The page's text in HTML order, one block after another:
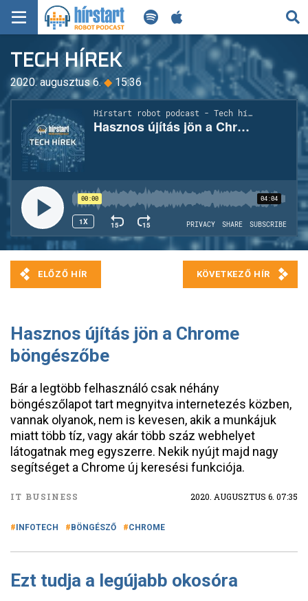
KERESÉS
KEZDŐLAP
FRISS HÍREK
TECH HÍREK
FILM-ZENE-SZÓRAKOZÁS
PLAYLIST
MI AZ A ROBOT PODCAST?
TECH HÍREK
2020. augusztus 6.◆ 15:36
Hasznos újítás jön a Chrome
böngészőbe
Bár a legtöbb felhasználó csak néhány
böngészőlapot tart megnyitva internetezés közben,
vannak olyanok, nem is kevesen, akik a munkájuk
miatt több tíz, vagy akár több száz webhelyet
látogatnak meg egyszerre. Nekik nyújt majd nagy
segítséget a Chrome új keresési funkciója.
IT BUSINESS 2020. AUGUSZTUS 6. 07:35
INFOTECH BÖNGÉSZŐ CHROME
Ezt tudja a legújabb okosóra